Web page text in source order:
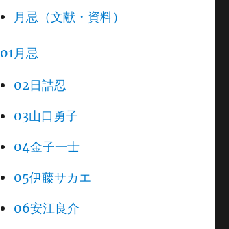
月忌（文献・資料）
01月忌
02日詰忍
03山口勇子
04金子一士
05伊藤サカエ
06安江良介